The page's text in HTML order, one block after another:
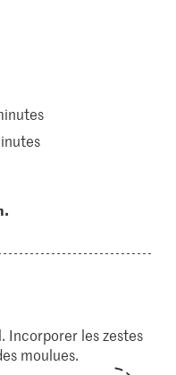
Incorporer les zestes
moulues.